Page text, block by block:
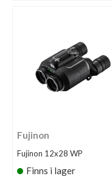
Fujinon
Fujinon 12x28 WP
Finns i lager